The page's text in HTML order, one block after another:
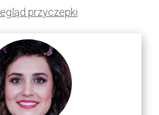
przyczepki